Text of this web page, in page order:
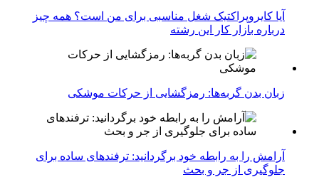
آیا کایروپراکتیک شغل مناسبی برای من است؟ همه چیز
درباره بازار کار این رشته
زبان بدن گربه‌ها: رمزگشایی از حرکات موشکی
آرامش را به رابطه خود برگردانید: ترفندهای ساده برای
جلوگیری از جر و بحث